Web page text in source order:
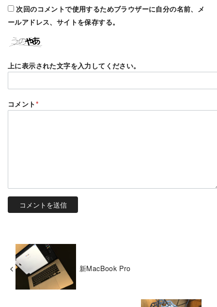
次回のコメントで使用するためブラウザーに自分の名前、メ
ールアドレス、サイトを保存する。
上に表示された文字を入力してください。
コメント*
新MacBook Pro